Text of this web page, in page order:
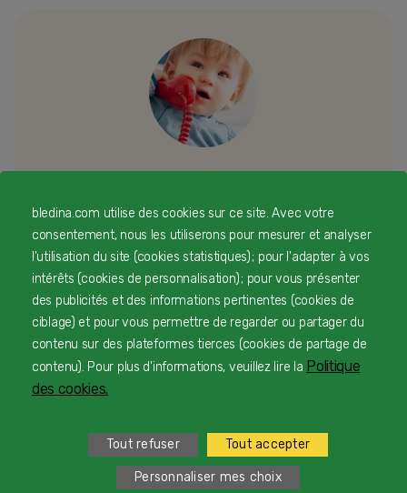
Besoin d’échanger ou d’un conseil
personnalisé
Une équipe d’experts en nutrition infantile rien que
pour vous 24/7 gratuitement
1Service et appel gratuits en France hors collectivités
du lundi au vendredi de 9h à 19h et samedi de 9h à 18h
bledina.com utilise des cookies sur ce site. Avec votre
consentement, nous les utiliserons pour mesurer et analyser
l'utilisation du site (cookies statistiques) ; pour l'adapter à vos
intérêts (cookies de personnalisation) ; pour vous présenter
des publicités et des informations pertinentes (cookies de
ciblage) et pour vous permettre de regarder ou partager du
contenu sur des plateformes tierces (cookies de partage de
contenu). Pour plus d'informations, veuillez lire la Politique
des cookies.
Tout refuser Tout accepter
Personnaliser mes choix